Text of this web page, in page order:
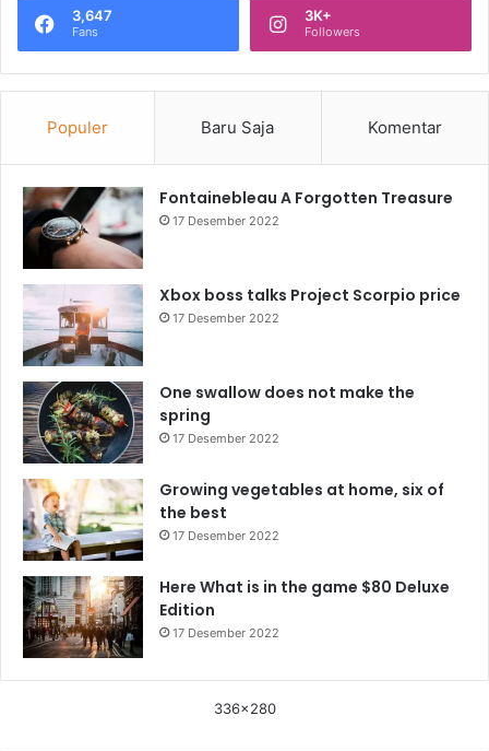
3,647
Fans
3K+
Followers
Populer Baru Saja Komentar
Fontainebleau A Forgotten Treasure
17 Desember 2022
Xbox boss talks Project Scorpio price
17 Desember 2022
One swallow does not make the
spring
17 Desember 2022
Growing vegetables at home, six of
the best
17 Desember 2022
Here What is in the game $80 Deluxe
Edition
17 Desember 2022
336x280